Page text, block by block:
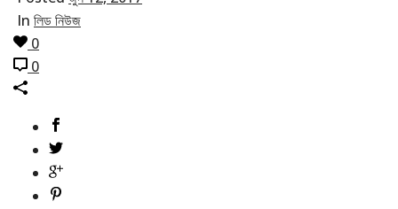
In লিড নিউজ
0
0